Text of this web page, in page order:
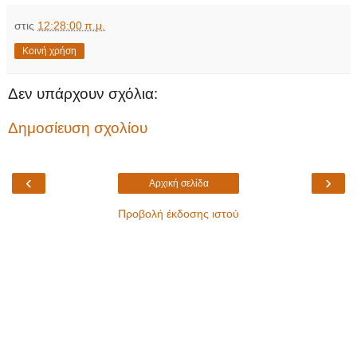
στις 12:28:00 π.μ.
Κοινή χρήση
Δεν υπάρχουν σχόλια:
Δημοσίευση σχολίου
‹ ›
Αρχική σελίδα
Προβολή έκδοσης ιστού